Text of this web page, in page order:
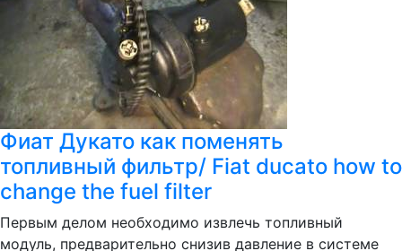
Фиат Дукато как поменять
топливный фильтр/ Fiat ducato how to
change the fuel filter
Первым делом необходимо извлечь топливный
модуль, предварительно снизив давление в системе